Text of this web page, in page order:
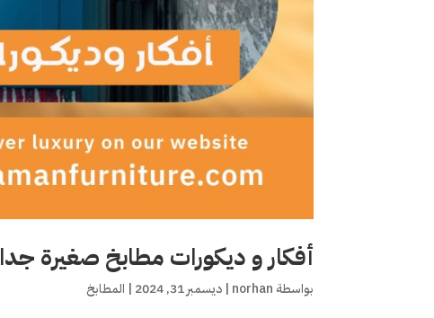
أفكار و ديكورات مطابخ صغيرة جدا
بواسطة norhan
|ديسمبر 31, 2024 | المطابخ